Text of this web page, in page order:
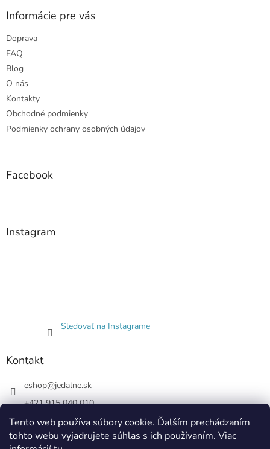
Tento web používa súbory cookie. Ďalším prechádzaním
tohto webu vyjadrujete súhlas s ich používaním. Viac
Informácie pre vás
Doprava
FAQ
Blog
O nás
Kontakty
Obchodné podmienky
Podmienky ochrany osobných údajov
Facebook
Instagram
Sledovať na Instagrame
Kontakt
eshop@jedalne.sk
+421 915 040 010
Jedalne.sk
jedalne.sk